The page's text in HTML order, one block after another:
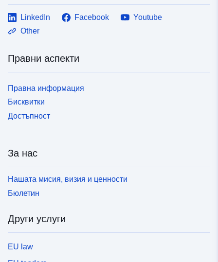
LinkedIn Facebook
Youtube
Other
Правни аспекти
Правна информация
Бисквитки
Достъпност
За нас
Нашата мисия, визия и ценности
Бюлетин
Други услуги
EU law